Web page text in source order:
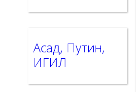
Асад, Путин,
ИГИЛ